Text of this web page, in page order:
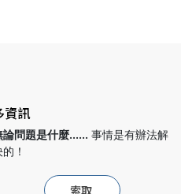
資訊
論問題是什麼…… 事情是有辦法解
！
索取